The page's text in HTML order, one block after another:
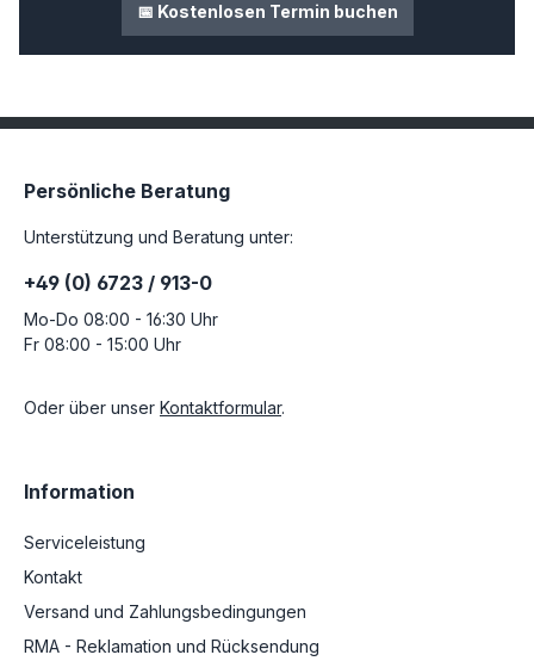
📅 Kostenlosen Termin buchen
Persönliche Beratung
Unterstützung und Beratung unter:
+49 (0) 6723 / 913-0
Mo-Do 08:00 - 16:30 Uhr
Fr 08:00 - 15:00 Uhr
Oder über unser Kontaktformular.
Information
Serviceleistung
Kontakt
Versand und Zahlungsbedingungen
RMA - Reklamation und Rücksendung